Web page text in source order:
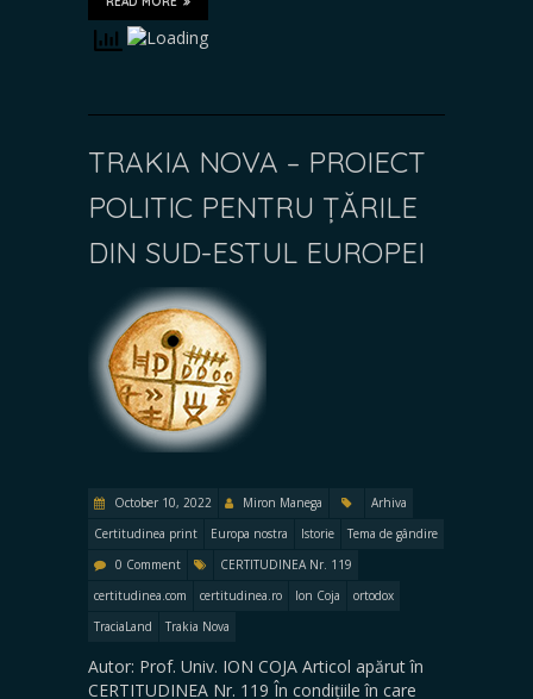
TRAKIA NOVA – PROIECT
POLITIC PENTRU ȚĂRILE
DIN SUD-ESTUL EUROPEI
October 10, 2022 Miron Manega
Arhiva
Certitudinea print
Europa nostra Istorie
Tema de gândire
0 Comment
CERTITUDINEA Nr. 119
certitudinea.com
certitudinea.ro Ion Coja
ortodox
TraciaLand
Trakia Nova
Autor: Prof. Univ. ION COJA Articol apărut în
CERTITUDINEA Nr. 119 În condițiile în care